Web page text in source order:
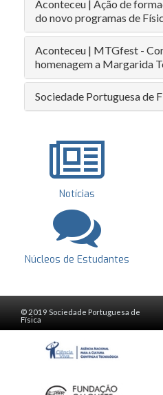
Aconteceu | Ação de
do novo programas de
Aconteceu | MTGfest -
homenagem a Margarida
Sociedade Portuguesa de
Notícias
Núcleos de Estudantes
© 2019 Sociedade Portuguesa de
Física